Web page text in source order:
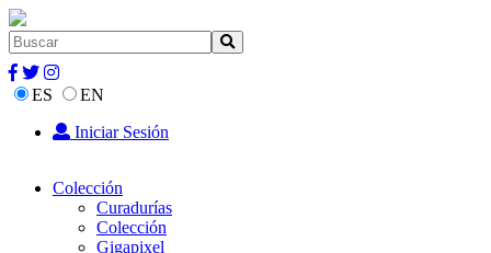
ES
EN
Iniciar Sesión
Colección
Curadurías
Colección
Gigapixel